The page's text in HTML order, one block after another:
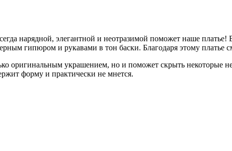
нарядной, элегантной и неотразимой поможет наше
гипюром и рукавами в тон баски. Благодаря этому платье
оригинальным украшением, но и поможет скрыть
форму и практически не мнется.